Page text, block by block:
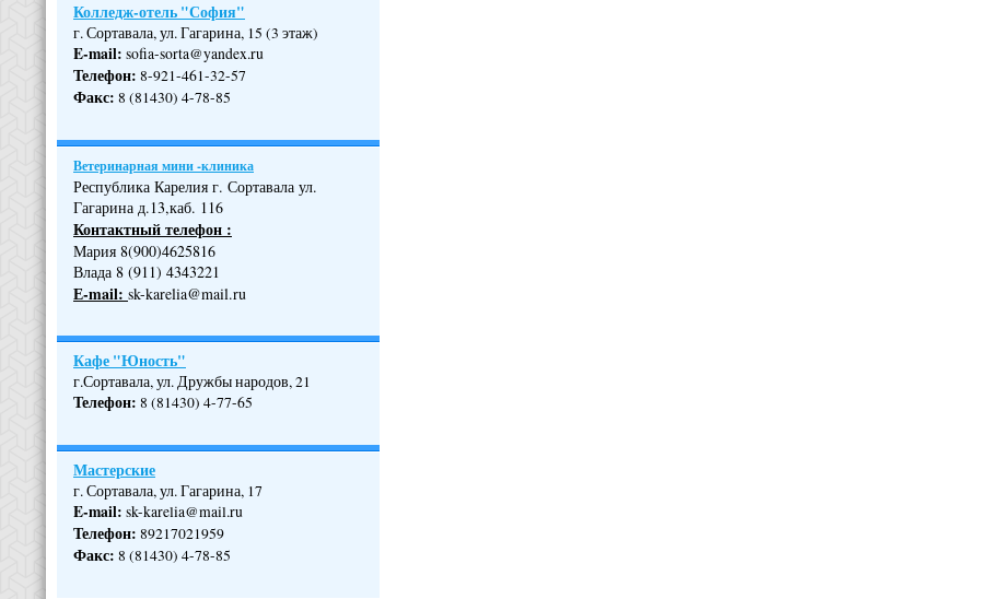
Колледж-отель "София"
г. Сортавала, ул. Гагарина, 15 (3 этаж)
E-mail: sofia-sorta@yandex.ru
Телефон: 8-921-461-32-57
Факс: 8 (81430) 4-78-85
Ветеринарная мини -клиника
Республика Карелия г. Сортавала ул.
Гагарина д.13,каб. 116
Контактный телефон :
Мария 8(900)4625816
Влада 8 (911) 4343221
Е-mail: sk-karelia@mail.ru
Кафе "Юность"
г.Сортавала, ул. Дружбы народов, 21
Телефон: 8 (81430) 4-77-65
Мастерские
г. Сортавала, ул. Гагарина, 17
E-mail: sk-karelia@mail.ru
Телефон: 89217021959
Факс: 8 (81430) 4-78-85